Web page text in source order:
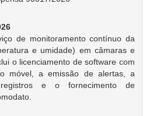
de monitoramento contínuo da
e umidade) em câmaras e
o licenciamento de software com
móvel, a emissão de alertas, a
e o fornecimento de